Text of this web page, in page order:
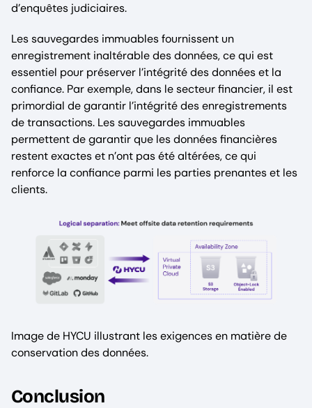
d’enquêtes judiciaires.
Les sauvegardes immuables fournissent un
enregistrement inaltérable des données, ce qui est
essentiel pour préserver l’intégrité des données et la
confiance. Par exemple, dans le secteur financier, il est
primordial de garantir l’intégrité des enregistrements
de transactions. Les sauvegardes immuables
permettent de garantir que les données financières
restent exactes et n’ont pas été altérées, ce qui
renforce la confiance parmi les parties prenantes et les
clients.
Image de HYCU illustrant les exigences en matière de
conservation des données.
Conclusion